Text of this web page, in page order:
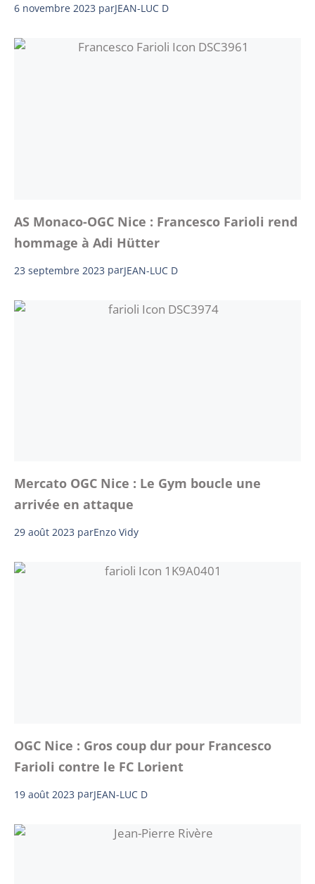
6 novembre 2023 parJEAN-LUC D
AS Monaco-OGC Nice : Francesco Farioli rend
hommage à Adi Hütter
23 septembre 2023 parJEAN-LUC D
Mercato OGC Nice : Le Gym boucle une
arrivée en attaque
29 août 2023 parEnzo Vidy
OGC Nice : Gros coup dur pour Francesco
Farioli contre le FC Lorient
19 août 2023 parJEAN-LUC D